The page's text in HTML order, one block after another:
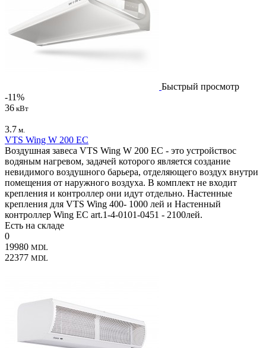
Быстрый просмотр
-11%
36 кВт
3.7 м.
VTS Wing W 200 EC
Воздушная завеса VTS Wing W 200 EC - это устройствос
водяным нагревом, задачей которого является создание
невидимого воздушного барьера, отделяющего воздух внутри
помещения от наружного воздуха. В комплект не входит
крепления и контроллер они идут отдельно. Настенные
крепления для VTS Wing 400- 1000 лей и Настенный
контроллер Wing EC art.1-4-0101-0451 - 2100лей.
Есть на складе
0
19980 MDL
22377 MDL